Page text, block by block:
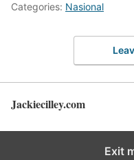
Categories: Nasional
Jackiecilley.com
Exit